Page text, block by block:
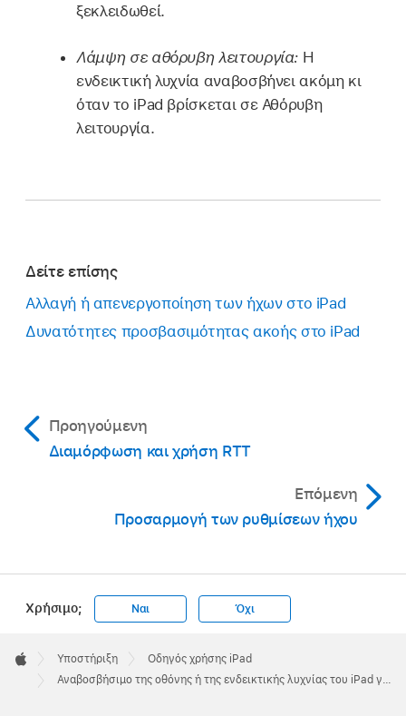
ξεκλειδωθεί.
Λάμψη σε αθόρυβη λειτουργία: Η
ενδεικτική λυχνία αναβοσβήνει ακόμη κι
όταν το iPad βρίσκεται σε Αθόρυβη
λειτουργία.
Δείτε επίσης
Αλλαγή ή απενεργοποίηση των ήχων στο iPad
Δυνατότητες προσβασιμότητας ακοής στο iPad
Προηγούμενη
Διαμόρφωση και χρήση RTT
Επόμενη
Προσαρμογή των ρυθμίσεων ήχου
Χρήσιμο; Ναι Όχι
Footer

Apple
Υποστήριξη
Οδηγός χρήσης iPad
Αναβοσβήσιμο της οθόνης ή της ενδεικτικής λυχνίας του iPad για γνωστοποιήσεις